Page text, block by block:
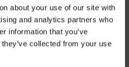
about your use of our site with
and analytics partners who
information that you’ve
collected from your use